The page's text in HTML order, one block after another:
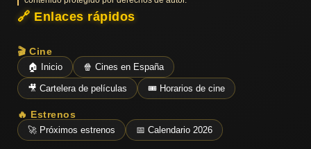
🔗 Enlaces rápidos
🎬 Cine
🏠 Inicio 🍿 Cines en España
🎥 Cartelera de películas 🎟️ Horarios de cine
🔥 Estrenos
🚀 Próximos estrenos 📅 Calendario 2026